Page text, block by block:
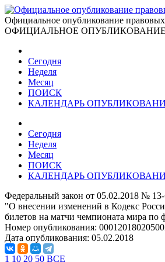
Официальное опубликование правовых
ОФИЦИАЛЬНОЕ ОПУБЛИКОВАНИЕ
Сегодня
Неделя
Месяц
ПОИСК
КАЛЕНДАРЬ
Сегодня
Неделя
Месяц
ПОИСК
КАЛЕНДАРЬ
Федеральный закон от 05.02.2018 №
"О внесении изменений в Кодекс
билетов на матчи чемпионата мира по
Номер опубликования:
Дата опубликования: 05.02.2018
1 10 20 50 ВСЕ